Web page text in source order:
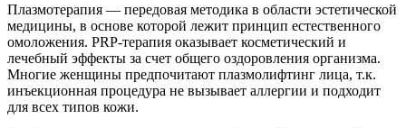
Плазмотерапия — передовая методика в области эстетической
медицины, в основе которой лежит принцип естественного
омоложения. PRP-терапия оказывает косметический и
лечебный эффекты за счет общего оздоровления организма.
Многие женщины предпочитают плазмолифтинг лица, т.к.
инъекционная процедура не вызывает аллергии и подходит
для всех типов кожи.